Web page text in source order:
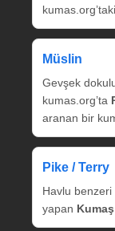
kumas.org’taki
Müslin
Gevşek
kumas.org’ta
aranan bir
Pike / Terry
Havlu benzeri
yapan